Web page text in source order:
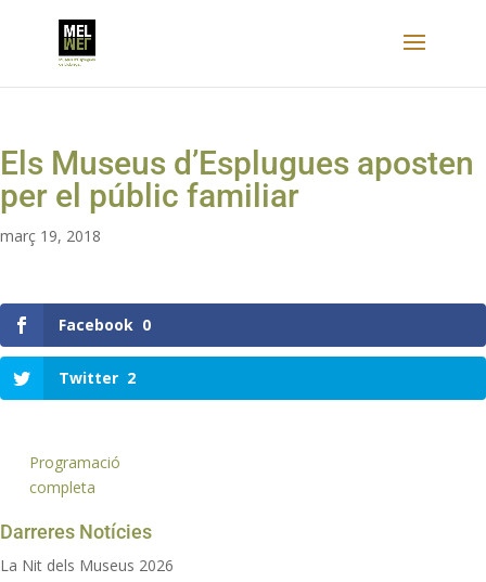
Els Museus d’Esplugues aposten
per el públic familiar
març 19, 2018
Facebook 0
Twitter 2
Programació
completa
Darreres Notícies
La Nit dels Museus 2026